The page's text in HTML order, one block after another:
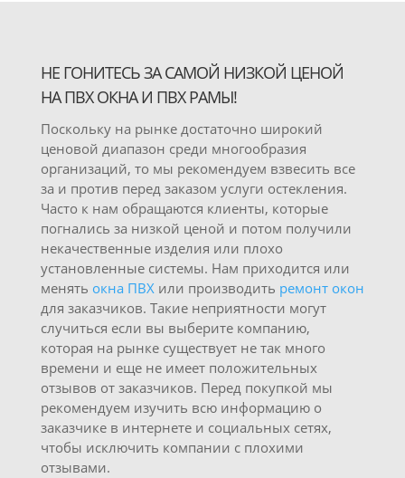
НЕ ГОНИТЕСЬ ЗА САМОЙ НИЗКОЙ ЦЕНОЙ
НА ПВХ ОКНА И ПВХ РАМЫ!
Поскольку на рынке достаточно широкий
ценовой диапазон среди многообразия
организаций, то мы рекомендуем взвесить все
за и против перед заказом услуги остекления.
Часто к нам обращаются клиенты, которые
погнались за низкой ценой и потом получили
некачественные изделия или плохо
установленные системы. Нам приходится или
менять окна ПВХили производить ремонт окон
для заказчиков. Такие неприятности могут
случиться если вы выберите компанию,
которая на рынке существует не так много
времени и еще не имеет положительных
отзывов от заказчиков. Перед покупкой мы
рекомендуем изучить всю информацию о
заказчике в интернете и социальных сетях,
чтобы исключить компании с плохими
отзывами.